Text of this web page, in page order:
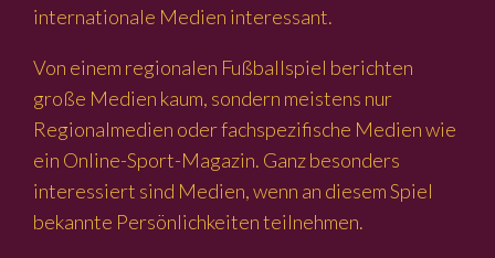
internationale Medien interessant.
Von einem regionalen Fußballspiel berichten
große Medien kaum, sondern meistens nur
Regionalmedien oder fachspezifische Medien wie
ein Online-Sport-Magazin. Ganz besonders
interessiert sind Medien, wenn an diesem Spiel
bekannte Persönlichkeiten teilnehmen.